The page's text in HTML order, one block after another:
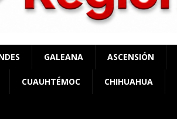
GALEANA ASCENSIÓN
CUAUHTÉMOC CHIHUAHUA